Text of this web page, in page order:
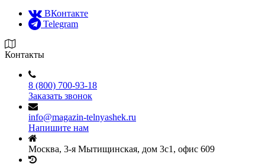
ВКонтакте
Telegram
Контакты
8 (800) 700-93-18
Заказать звонок
info@magazin-telnyashek.ru
Напишите нам
Москва, 3-я Мытищинская, дом 3с1, офис 609